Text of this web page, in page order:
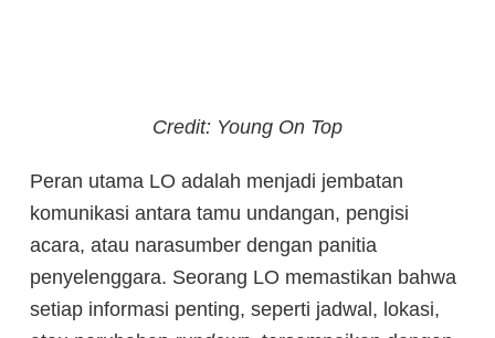
Credit: Young On Top
Peran utama LO adalah menjadi jembatan
komunikasi antara tamu undangan, pengisi
acara, atau narasumber dengan panitia
penyelenggara. Seorang LO memastikan bahwa
setiap informasi penting, seperti jadwal, lokasi,